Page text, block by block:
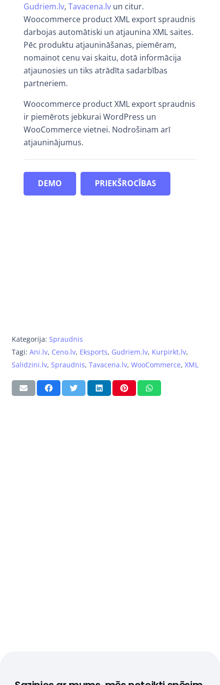
Gudriem.lv, Tavacena.lv un citur.
Woocommerce product XML export spraudnis
darbojas automātiski un atjaunina XML saites.
Pēc produktu atjaunināšanas, piemēram,
nomainot cenu vai skaitu, dotā informācija
atjaunosies un tiks atrādīta sadarbības
partneriem.
Woocommerce product XML export spraudnis
ir piemērots jebkurai WordPress un
WooCommerce vietnei. Nodrošinam arī
atjauninājumus.
DEMO PRIEKŠROCĪBAS
Kategorija: Spraudnis
Tagi: Ani.lv, Ceno.lv, Eksports, Gudriem.lv, Kurpirkt.lv,
Salidzini.lv, Spraudnis, Tavacena.lv, WooCommerce, XML